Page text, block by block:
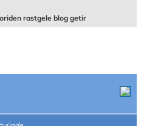
rastgele blog getir